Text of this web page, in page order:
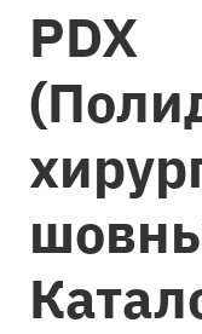
PDX